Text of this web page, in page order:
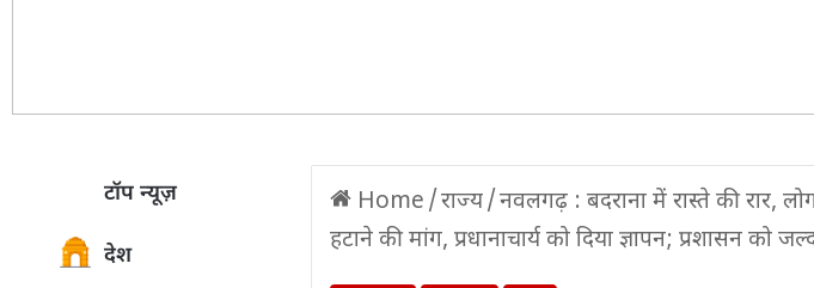
टॉप न्यूज़
देश
Home /राज्य/नवलगढ़ : बदराना में रास्ते की रार,
हटाने की मांग, प्रधानाचार्य को दिया ज्ञापन; प्रशासन को